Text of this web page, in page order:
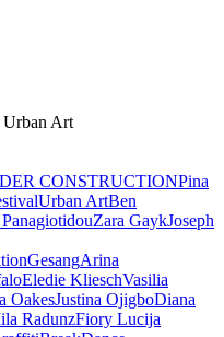
Art
CONSTRUCTIONPina
Urban ArtBen
Zara GaykJoseph
GesangArina
Eledie KlieschVasilia
OakesJustina OjigboDiana
RadunzFiory Lucija